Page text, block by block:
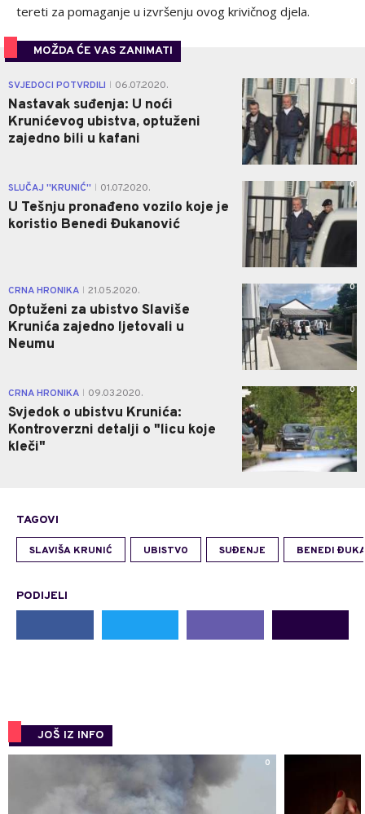
tereti za pomaganje u izvršenju ovog krivičnog djela.
MOŽDA ĆE VAS ZANIMATI
SVJEDOCI POTVRDILI 06.07.2020.
Nastavak suđenja: U noći
Krunićevog ubistva, optuženi
zajedno bili u kafani
0
SLUČAJ ''KRUNIĆ'' 01.07.2020.
U Tešnju pronađeno vozilo koje je
koristio Benedi Đukanović
0
CRNA HRONIKA 21.05.2020.
Optuženi za ubistvo Slaviše
Krunića zajedno ljetovali u
Neumu
0
CRNA HRONIKA 09.03.2020.
Svjedok o ubistvu Krunića:
Kontroverzni detalji o "licu koje
kleči"
0
TAGOVI
SLAVIŠA KRUNIĆ UBISTVO SUĐENJE BENEDI
PODIJELI
JOŠ IZ INFO
0